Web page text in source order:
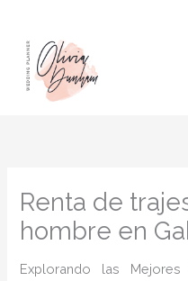
contenido
Renta de
hombre en
Explorando las